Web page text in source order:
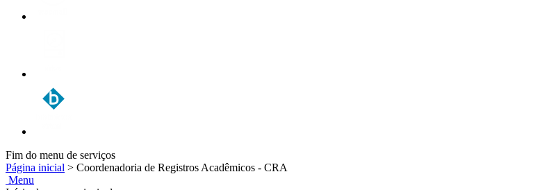
Fim do menu de serviços
Página inicial > Coordenadoria de Registros Acadêmicos - CRA
Menu